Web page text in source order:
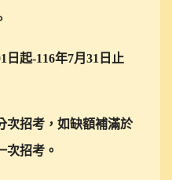
日起-116年7月31日止
次招考，如缺額補滿於
次招考。